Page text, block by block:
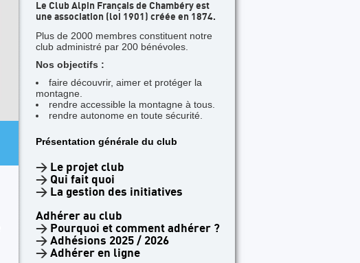
4 jours dans les Aiguilles Rouges - Une
Facile
Le Club Alpin Français de Chambéry est
une association (loi 1901) créée en 1874.
Plus de 2000 membres constituent notre
club administré par 200 bénévoles.
Nos objectifs :
faire découvrir, aimer et protéger la
montagne.
rendre accessible la montagne à tous.
rendre autonome en toute sécurité.
Présentation générale du club
> Le projet club
> Qui fait quoi
> La gestion des initiatives
Adhérer au club
> Pourquoi et comment adhérer ?
> Adhésions 2025 / 2026
> Adhérer en ligne